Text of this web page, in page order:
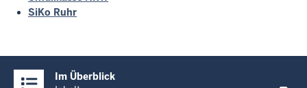
SiKo Ruhr
Inhalte
Im Überblick